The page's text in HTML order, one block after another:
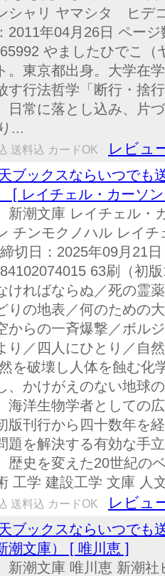
シャリ ヤマシタ ヒデ
2011年04月26日 ペー
やましたひでこ
。東京都出身。大学在
す行法哲学「断行・捨
日常に落とし込み、片
...
送料込 カードOK レビュ
天ブックスならいつで
[ レイチェル・カーソ
潮文庫 レイチェル・
チンモクノハル レイ
切日：2025年09月21
63刷（初
ければならぬ／死の霊
りの地表／何のための
からの一斉爆撃／ボル
り／四人にひとり／自
を破壊し人体を蝕む化
、かけがえのない地球
海洋生物学者としての
版刊行から四十数年を
題を解決する有効な手
歴史を変えた20世紀の
工学 建設工学 文庫 人
送料込 カードOK レビュ
天ブックスならいつで
文庫） [ 唯川恵 ]
潮文庫 唯川恵 新潮社